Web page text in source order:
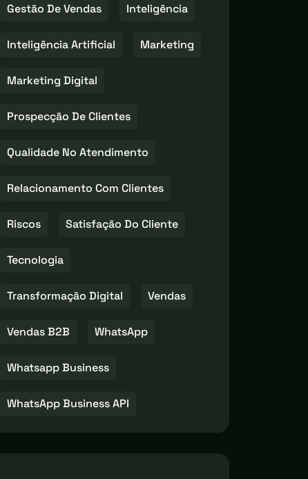
Gestão De Vendas Inteligência
Inteligência Artificial Marketing
Marketing Digital
Prospecção De Clientes
Qualidade No Atendimento
Relacionamento Com Clientes
Riscos Satisfação Do Cliente
Tecnologia
Transformação Digital Vendas
Vendas B2B WhatsApp
Whatsapp Business
WhatsApp Business API